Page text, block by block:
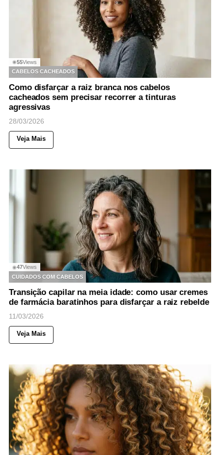
◉55Views
CABELOS CACHEADOS
Como disfarçar a raiz branca nos cabelos
cacheados sem precisar recorrer a tinturas
agressivas
28/03/2026
Veja Mais
◉47Views
CUIDADOS COM CABELOS
Transição capilar na meia idade: como usar cremes
de farmácia baratinhos para disfarçar a raiz rebelde
11/03/2026
Veja Mais